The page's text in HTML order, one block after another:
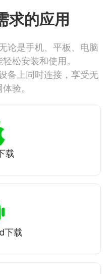
求的应用
论是手机、平板、电脑
松安装和使用。
备上同时连接，享受无
验。
载
下载